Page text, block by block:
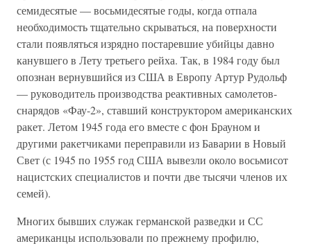
семидесятые — восьмидесятые годы, когда отпала
необходимость тщательно скрываться, на поверхности
стали появляться изрядно постаревшие убийцы давно
канувшего в Лету третьего рейха. Так, в 1984 году был
опознан вернувшийся из США в Европу Артур Рудольф
— руководитель производства реактивных самолетов-
снарядов «Фау-2», ставший конструктором американских
ракет. Летом 1945 года его вместе с фон Брауном и
другими ракетчиками переправили из Баварии в Новый
Свет (с 1945 по 1955 год США вывезли около восьмисот
нацистских специалистов и почти две тысячи членов их
семей).
Многих бывших служак германской разведки и СС
американцы использовали по прежнему профилю,